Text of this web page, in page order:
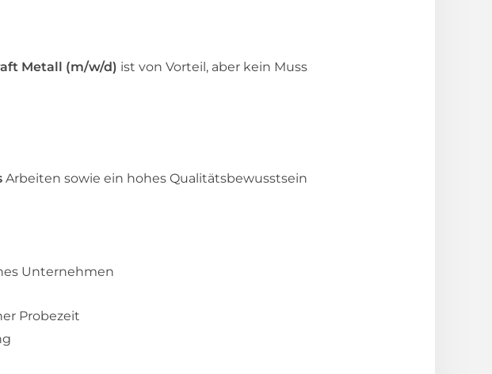
Metall (m/w/d) ist von Vorteil, aber kein Muss
Arbeiten sowie ein hohes Qualitätsbewusstsein
Unternehmen
Probezeit